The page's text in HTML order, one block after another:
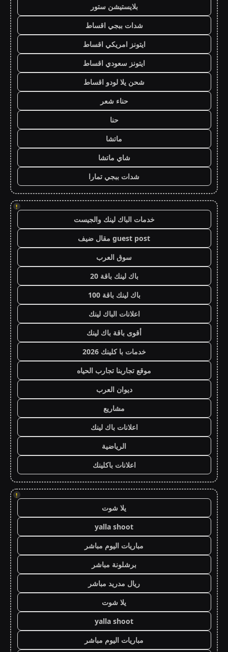
بلايستيشن ستور
شدات ببجي اقساط
ايتونز امريكي اقساط
ايتونز سعودي اقساط
شحن يلا لودو اقساط
حناء شعر
حنا
ماتشا
شاي ماتشا
شدات ببجي تمارا
!
خدمات الباك لينك والجيست
guest post مقال ضيف
سوق العرب
باك لينك باقة 20
باك لينك باقة 100
اعلانات الباك لينك
أقوى باقة باك لينك
خدمات با كلينك 2026
موقع تجاربنا تجارب الحياه
ديوان العرب
مشاريع
اعلانات باك لينك
الرياضية
اعلانات باكلينك
!
يلا شوت
yalla shoot
مباريات اليوم مباشر
برشلونة مباشر
ريال مدريد مباشر
يلا شوت
yalla shoot
مباريات اليوم مباشر